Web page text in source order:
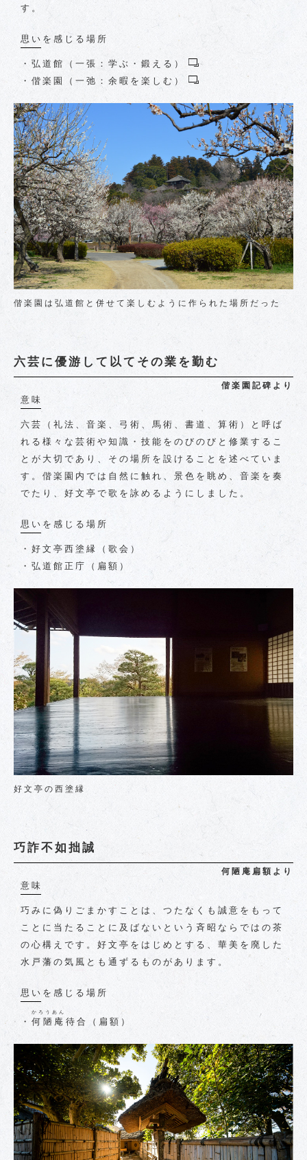
す。
思いを感じる場所
・ 弘道館（一張：学ぶ・鍛える）
・ 偕楽園（一弛：余暇を楽しむ）
偕楽園は弘道館と併せて楽しむように作られた場所だった
六芸に優游して以てその業を勤む
偕楽園記碑より
意味
六芸（礼法、音楽、弓術、馬術、書道、算術）と呼ば
れる様々な芸術や知識・技能をのびのびと修業するこ
とが大切であり、その場所を設けることを述べていま
す。偕楽園内では自然に触れ、景色を眺め、音楽を奏
でたり、好文亭で歌を詠めるようにしました。
思いを感じる場所
・好文亭西塗縁（歌会）
・弘道館正庁（扁額）
好文亭の西塗縁
巧詐不如拙誠
何陋庵扁額より
意味
巧みに偽りごまかすことは、つたなくも誠意をもって
ことに当たることに及ばないという斉昭ならではの茶
の心構えです。好文亭をはじめとする、華美を廃した
水戸藩の気風とも通ずるものがあります。
思いを感じる場所
・ 何陋庵
かろうあん
待合（扁額）